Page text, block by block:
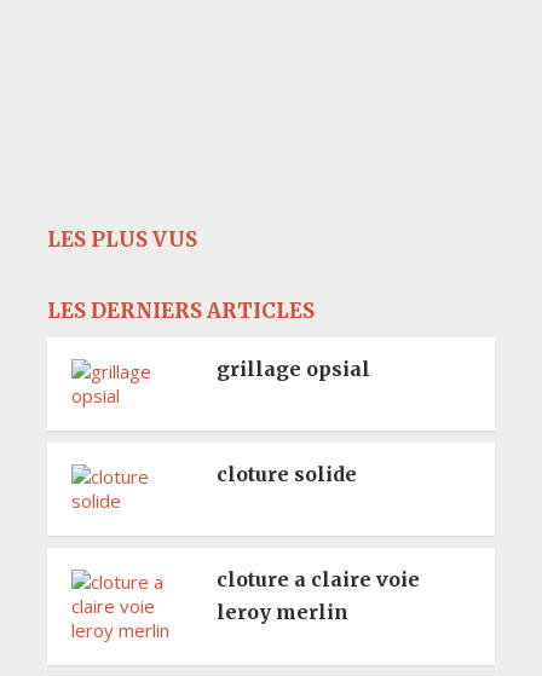
LES PLUS VUS
LES DERNIERS ARTICLES
grillage opsial
cloture solide
cloture a claire voie
leroy merlin